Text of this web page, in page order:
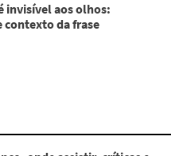
invisível aos olhos:
contexto da frase